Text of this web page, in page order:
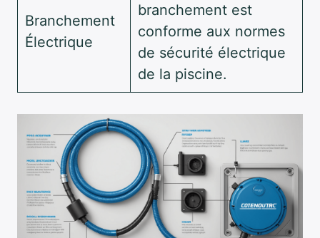
Branchement
Électrique
branchement est
conforme aux normes
de sécurité électrique
de la piscine.